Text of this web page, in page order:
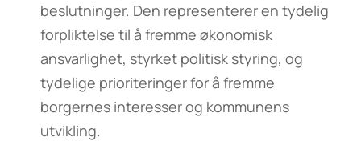
beslutninger. Den representerer en tydelig
forpliktelse til å fremme økonomisk
ansvarlighet, styrket politisk styring, og
tydelige prioriteringer for å fremme
borgernes interesser og kommunens
utvikling.